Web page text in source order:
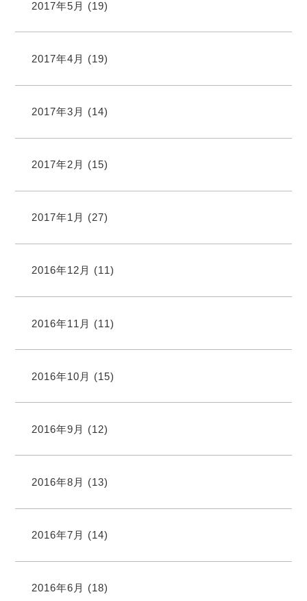
2017年5月 (19)
2017年4月 (19)
2017年3月 (14)
2017年2月 (15)
2017年1月 (27)
2016年12月 (11)
2016年11月 (11)
2016年10月 (15)
2016年9月 (12)
2016年8月 (13)
2016年7月 (14)
2016年6月 (18)